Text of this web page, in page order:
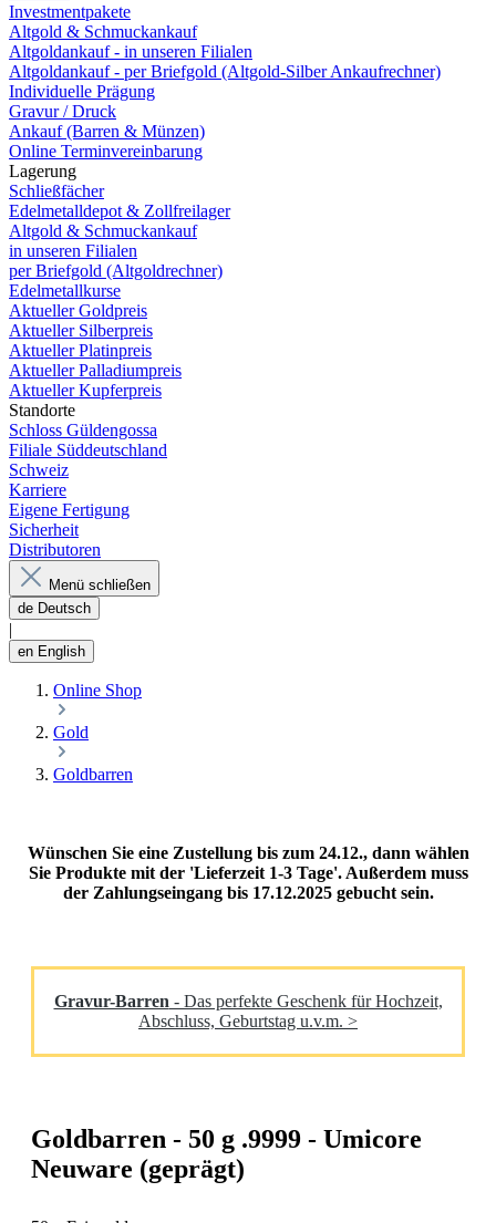
Investmentpakete
Altgold & Schmuckankauf
Altgoldankauf - in unseren Filialen
Altgoldankauf - per Briefgold (Altgold-Silber Ankaufrechner)
Individuelle Prägung
Gravur / Druck
Ankauf (Barren & Münzen)
Online Terminvereinbarung
Lagerung
Schließfächer
Edelmetalldepot & Zollfreilager
Altgold & Schmuckankauf
in unseren Filialen
per Briefgold (Altgoldrechner)
Edelmetallkurse
Aktueller Goldpreis
Aktueller Silberpreis
Aktueller Platinpreis
Aktueller Palladiumpreis
Aktueller Kupferpreis
Standorte
Schloss Güldengossa
Filiale Süddeutschland
Schweiz
Karriere
Eigene Fertigung
Sicherheit
Distributoren
Menü schließen
de Deutsch
en English
Online Shop
Gold
Goldbarren
Wünschen Sie eine Zustellung bis zum 24.12., dann wählen
Sie Produkte mit der 'Lieferzeit 1-3 Tage'. Außerdem muss
der Zahlungseingang bis 17.12.2025 gebucht sein.
Gravur-Barren - Das perfekte Geschenk für Hochzeit,
Abschluss, Geburtstag u.v.m. >
Goldbarren - 50 g .9999 - Umicore
Neuware (geprägt)